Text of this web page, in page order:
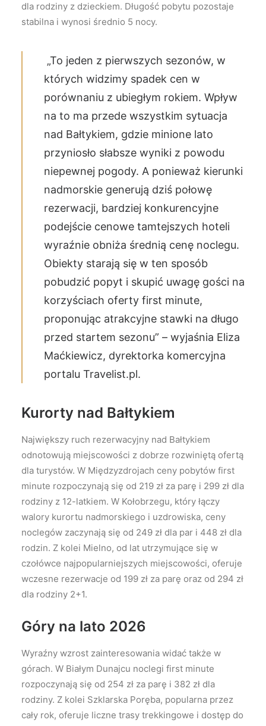
dla rodziny z dzieckiem. Długość pobytu pozostaje
stabilna i wynosi średnio 5 nocy.
„To jeden z pierwszych sezonów, w
których widzimy spadek cen w
porównaniu z ubiegłym rokiem. Wpływ
na to ma przede wszystkim sytuacja
nad Bałtykiem, gdzie minione lato
przyniosło słabsze wyniki z powodu
niepewnej pogody. A ponieważ kierunki
nadmorskie generują dziś połowę
rezerwacji, bardziej konkurencyjne
podejście cenowe tamtejszych hoteli
wyraźnie obniża średnią cenę noclegu.
Obiekty starają się w ten sposób
pobudzić popyt i skupić uwagę gości na
korzyściach oferty first minute,
proponując atrakcyjne stawki na długo
przed startem sezonu” – wyjaśnia Eliza
Maćkiewicz, dyrektorka komercyjna
portalu Travelist.pl.
Kurorty nad Bałtykiem
Największy ruch rezerwacyjny nad Bałtykiem
odnotowują miejscowości z dobrze rozwiniętą ofertą
dla turystów. W Międzyzdrojach ceny pobytów first
minute rozpoczynają się od 219 zł za parę i 299 zł dla
rodziny z 12-latkiem. W Kołobrzegu, który łączy
walory kurortu nadmorskiego i uzdrowiska, ceny
noclegów zaczynają się od 249 zł dla par i 448 zł dla
rodzin. Z kolei Mielno, od lat utrzymujące się w
czołówce najpopularniejszych miejscowości, oferuje
wczesne rezerwacje od 199 zł za parę oraz od 294 zł
dla rodziny 2+1.
Góry na lato 2026
Wyraźny wzrost zainteresowania widać także w
górach. W Białym Dunajcu noclegi first minute
rozpoczynają się od 254 zł za parę i 382 zł dla
rodziny. Z kolei Szklarska Poręba, popularna przez
cały rok, oferuje liczne trasy trekkingowe i dostęp do